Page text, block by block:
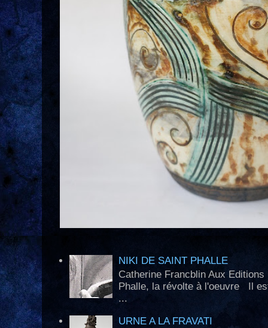
NIKI DE SAINT PHALLE
Catherine Francblin Aux
Phalle, la révolte à l'oeuvre Il
...
URNE A LA FRAVATI